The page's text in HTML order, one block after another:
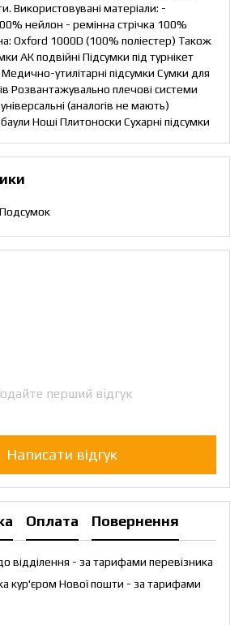
Використовувані матеріали: -
нейлон - ремінна стрічка 100%
Oxford 1000D (100% поліестер) Також
АК подвійні Підсумки під турнікет
Медично-утилітарні підсумки Сумки для
Розвантажувально плечові системи
(аналогів не мають)
Ноші Плитоноски Сухарні підсумки
Подсумок
перший відгук
Написати відгук
Оплата Повернення
відділення - за тарифами перевізника
кур'єром Нової пошти - за тарифами